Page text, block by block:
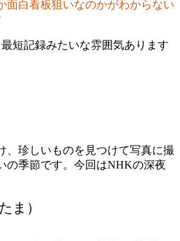
面白看板狙いなのかがわからない
短記録みたいな雰囲気あります
、珍しいものを見つけて写真に撮
の季節です。今回はNHKの深夜
ま）